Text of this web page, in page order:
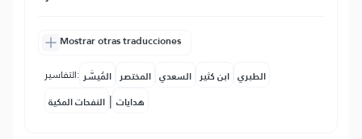
Mostrar otras traducciones
التفاسير: المُيسَّر المختصر السعدي ابن كثير الطبري
النفحات المكية | هدايات